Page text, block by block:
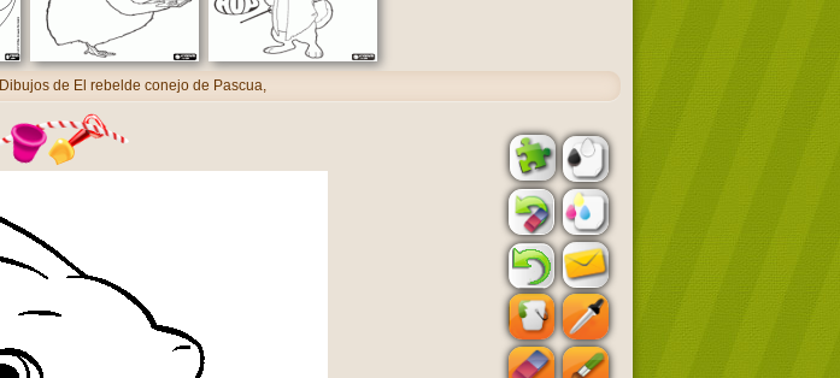
Dibujos de El rebelde conejo de Pascua,